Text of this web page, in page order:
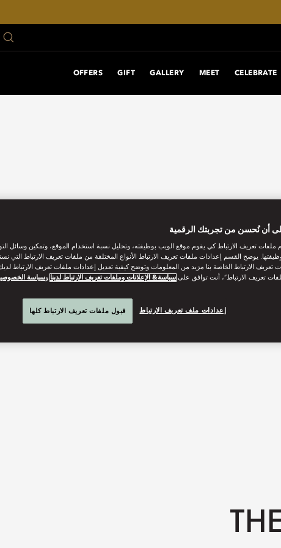
CELEBRATE
MEET
GALLERY
GIFT
OFFERS
أن نُحسن من تجربتك الرقمية
تعريف الارتباط كي يقوم موقع الويب بوظيفته، وتحليل نسبة استخدام الموقع، وتمكين وسائل
يوضح القسم إعدادات ملفات تعريف الارتباط الأنواع المختلفة من ملفات تعريف الارتباط التي
تعريف الارتباط الخاصة بنا مزيد من المعلومات وتوضح كيفية تعديل إعدادات ملفات تعريف الارتباط
تعريف الارتباط”، أنت توافق على سياسة& الإعلانات وملفات تعريف الارتباط لدينا وسياسة
إعدادات ملف تعريف الارتباط قبول ملفات تعريف الارتباط كلها